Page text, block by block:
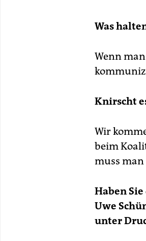
für
Was
Wenn
Knirscht
Wir
beim
muss
Haben
Uwe
unter